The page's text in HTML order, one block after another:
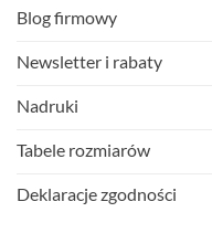
Blog firmowy
Newsletter i rabaty
Nadruki
Tabele rozmiarów
Deklaracje zgodności